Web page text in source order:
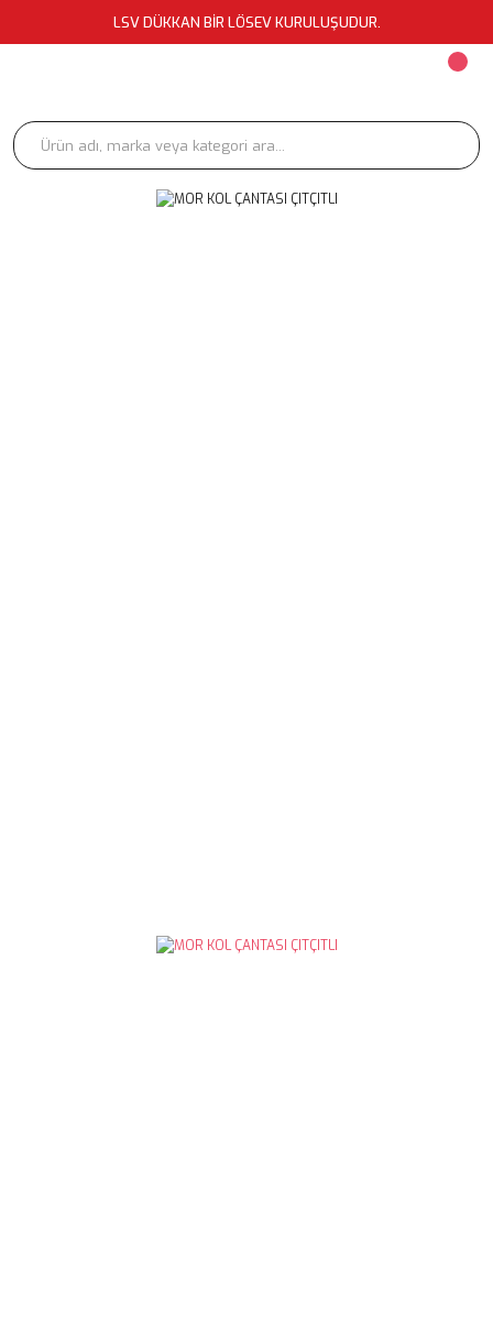
LSV DÜKKAN BİR LÖSEV KURULUŞUDUR.